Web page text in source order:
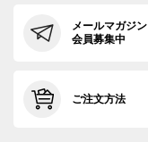
メールマガジン
会員募集中
ご注文方法